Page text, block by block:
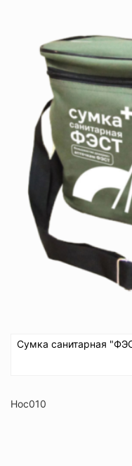
Сумка санитарная
Нос010